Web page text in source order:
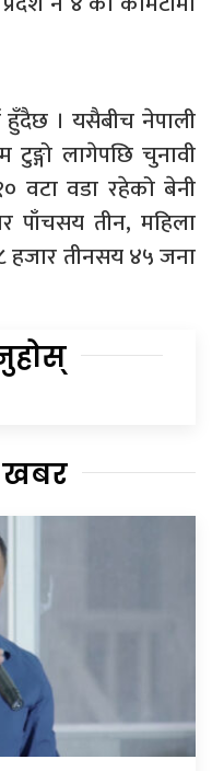
हुँदैछ । यसैबीच नेपाली
टुङ्गो लागेपछि चुनावी
वडा रहेको बेनी
पाँचसय तीन, महिला
तीनसय ४५ जना
खबर